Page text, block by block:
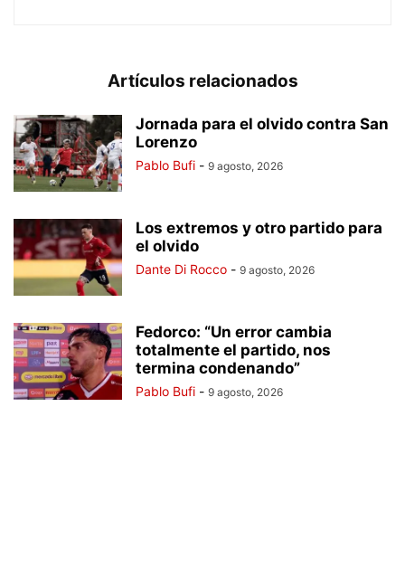
Artículos relacionados
Jornada para el olvido contra San
Lorenzo
Pablo Bufi - 9 agosto, 2026
Los extremos y otro partido para
el olvido
Dante Di Rocco - 9 agosto, 2026
Fedorco: “Un error cambia
totalmente el partido, nos
termina condenando”
Pablo Bufi - 9 agosto, 2026